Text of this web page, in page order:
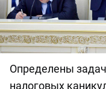
Определены
налоговых